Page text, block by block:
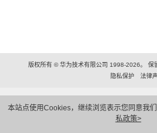
本站点使用Cookies，继续浏览表示您同意我
私政策>
版权所有 © 华为技术有限公司 1998-2026。 保
隐私保护
法律